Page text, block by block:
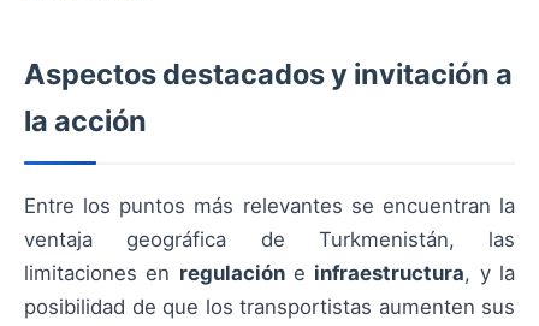
Aspectos destacados y invitación a
la acción
Entre los puntos más relevantes se encuentran la
ventaja geográfica de Turkmenistán, las
limitaciones en regulacióne infraestructura, y la
posibilidad de que los transportistas aumenten sus